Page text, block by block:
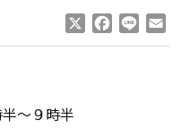
Facebook
Line
〜９時半